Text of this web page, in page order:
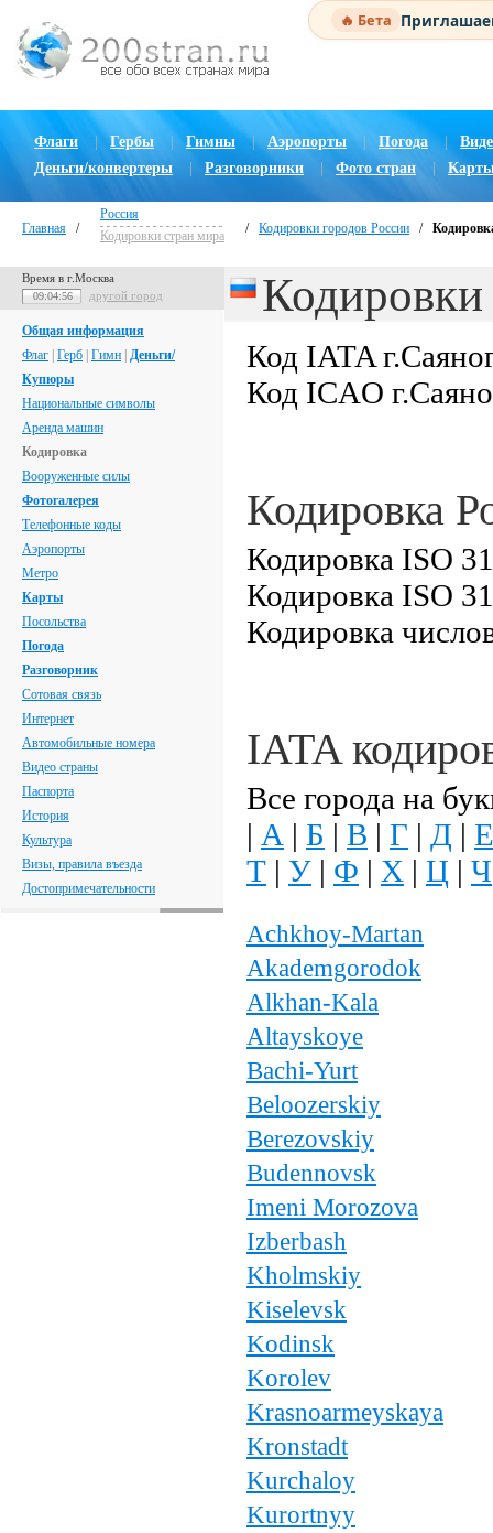
🔥 Бета
Флаги Гербы Гимны | Аэропорты Погода |
Деньги/конвертеры
Разговорники Фото стран
Главная /
Россия
Кодировки стран мира
/ Кодировки городов России /
Время в г.Москва
09:04:57 другой город
Общая информация
Флаг Герб Гимн Деньги/
Купюры
Национальные символы
Аренда машин
Кодировка
Вооруженные силы
Фотогалерея
Телефонные коды
Аэропорты
Метро
Карты
Посольства
Погода
Разговорник
Сотовая связь
Интернет
Автомобильные номера
Видео страны
Паспорта
История
Культура
Визы, правила въезда
Достопримечательности
Кодировки
Код IATA
Код ICAO
Кодировка
Кодировка ISO
Кодировка ISO
Кодировка
IATA
Все города на
| А | Б | В | Г | Д | Е
Т | У | Ф | Х | Ц | Ч
Achkhoy-Martan
Akademgorodok
Alkhan-Kala
Altayskoye
Bachi-Yurt
Beloozerskiy
Berezovskiy
Budennovsk
Imeni Morozova
Izberbash
Kholmskiy
Kiselevsk
Kodinsk
Korolev
Krasnoarmeyskaya
Kronstadt
Kurchaloy
Kurortnyy